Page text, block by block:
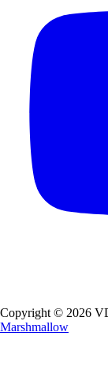
Copyright © 2026
Marshmallow